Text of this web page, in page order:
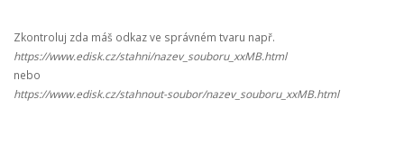
Zkontroluj zda máš odkaz ve správném tvaru např.
https://www.edisk.cz/stahni/nazev_souboru_xxMB.html
nebo
https://www.edisk.cz/stahnout-soubor/nazev_souboru_xxMB.html